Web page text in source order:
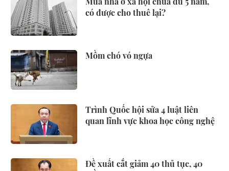
có được cho thuê lại?
Mồm chó vó ngựa
Trình Quốc hội sửa 4 luật liên
quan lĩnh vực khoa học công nghệ
Đề xuất cắt giảm 40 thủ tục, 40